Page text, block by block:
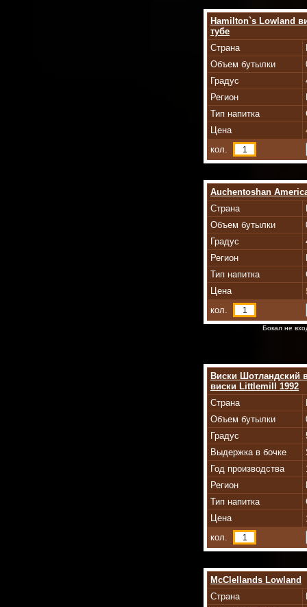
Hamilton`s Lowland
тубе
Страна
Объем бутылки
Градус
Регион
Тип напитка
Цена
кол.
Auchentoshan
Страна
Объем бутылки
Градус
Регион
Тип напитка
Цена
кол.
Бокал не
Виски Шотландский
виски Littlemill 1992
Страна
Объем бутылки
Градус
Выдержка в бочке
Год производства
Регион
Тип напитка
Цена
кол.
McClellands Lowland
Страна